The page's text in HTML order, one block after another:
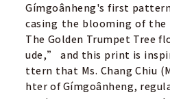
Gímgoânheng's first
casing the blooming of
The Golden Trumpet Tree
ude,” and this print is
ttern that Ms. Chang Chiu
hter of Gímgoânheng,